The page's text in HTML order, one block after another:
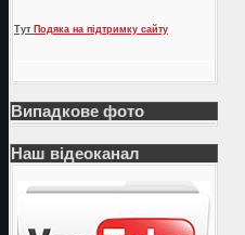
Тут Подяка на підтримку сайту
Випадкове фото
Наш відеоканал